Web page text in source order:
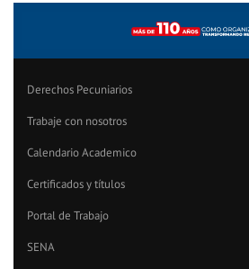
Derechos Pecuniarios
Trabaje con nosotros
Calendario Academico
Certificados y títulos
Portal de Trabajo
SENA